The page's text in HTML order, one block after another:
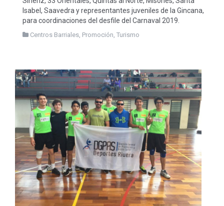
Isabel, Saavedra y representantes juveniles de la Gincana,
para coordinaciones del desfile del Carnaval 2019.
Centros Barriales, Promoción, Turismo